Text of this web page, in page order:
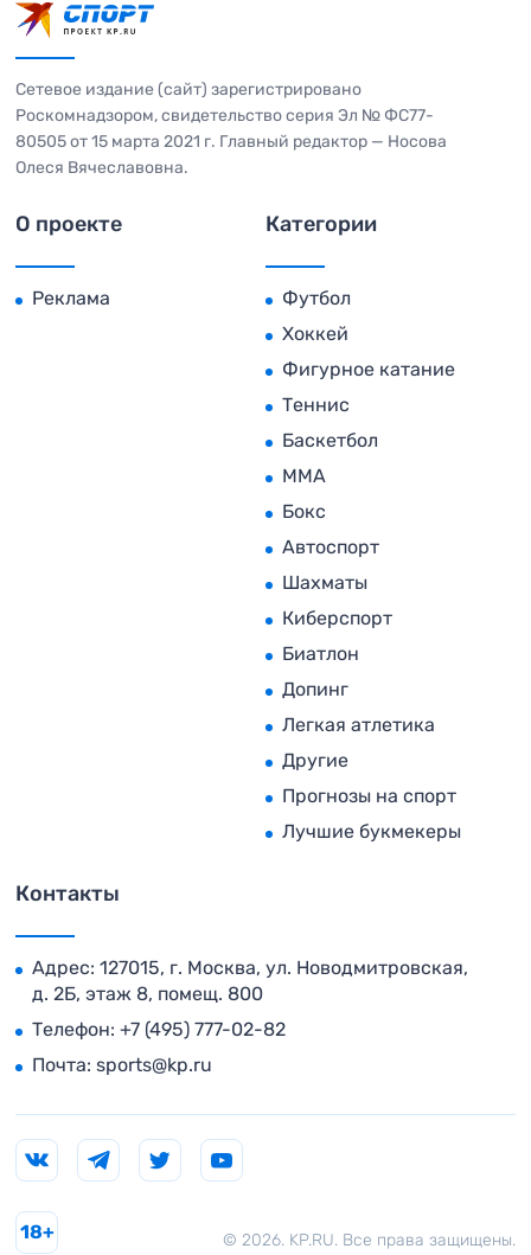
Сетевое издание (сайт) зарегистрировано
Роскомнадзором, свидетельство серия Эл № ФС77-
80505 от 15 марта 2021 г. Главный редактор — Носова
Олеся Вячеславовна.
О проекте
Реклама
Категории
Футбол
Хоккей
Фигурное катание
Теннис
Баскетбол
MMA
Бокс
Автоспорт
Шахматы
Киберспорт
Биатлон
Допинг
Легкая атлетика
Другие
Прогнозы на спорт
Лучшие букмекеры
Контакты
Адрес: 127015, г. Москва, ул. Новодмитровская,
д. 2Б, этаж 8, помещ. 800
Телефон: +7 (495) 777-02-82
Почта: sports@kp.ru
© 2026. KP.RU. Все права защищены.
18+